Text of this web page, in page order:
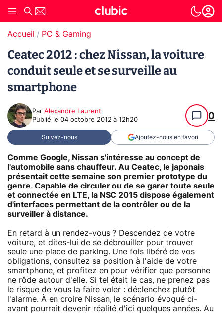
Accueil PC & Gaming
Ceatec 2012 : chez Nissan, la voiture
conduit seule et se surveille au
smartphone
Par Alexandre Laurent
Publié le 04 octobre 2012 à 12h20 0
Suivez-nous Ajoutez-nous en favori
Comme Google, Nissan s'intéresse au concept de
l'automobile sans chauffeur. Au Ceatec, le japonais
présentait cette semaine son premier prototype du
genre. Capable de circuler ou de se garer toute seule
et connectée en LTE, la NSC 2015 dispose également
d'interfaces permettant de la contrôler ou de la
surveiller à distance.
En retard à un rendez-vous ? Descendez de votre
voiture, et dites-lui de se débrouiller pour trouver
seule une place de parking. Une fois libéré de vos
obligations, consultez sa position à l'aide de votre
smartphone, et profitez en pour vérifier que personne
ne rôde autour d'elle. Si tel était le cas, ne prenez pas
le risque de vous la faire voler : déclenchez plutôt
l'alarme. À en croire Nissan, le scénario évoqué ci-
avant pourrait devenir réalité d'ici quelques années. Au